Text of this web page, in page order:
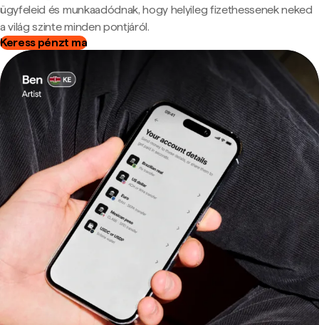
ügyfeleid és munkaadódnak, hogy helyileg fizethessenek neked
a világ szinte minden pontjáról.
Keress pénzt ma